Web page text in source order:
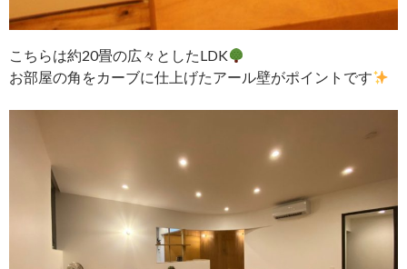
こちらは約20畳の広々としたLDK
お部屋の角をカーブに仕上げたアール壁がポイントです